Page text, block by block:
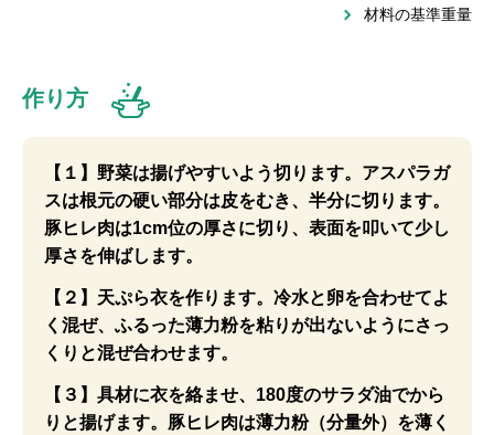
材料の基準重量
作り方
【１】野菜は揚げやすいよう切ります。アスパラガ
スは根元の硬い部分は皮をむき、半分に切ります。
豚ヒレ肉は1cm位の厚さに切り、表面を叩いて少し
厚さを伸ばします。
【２】天ぷら衣を作ります。冷水と卵を合わせてよ
く混ぜ、ふるった薄力粉を粘りが出ないようにさっ
くりと混ぜ合わせます。
【３】具材に衣を絡ませ、180度のサラダ油でから
りと揚げます。豚ヒレ肉は薄力粉（分量外）を薄く